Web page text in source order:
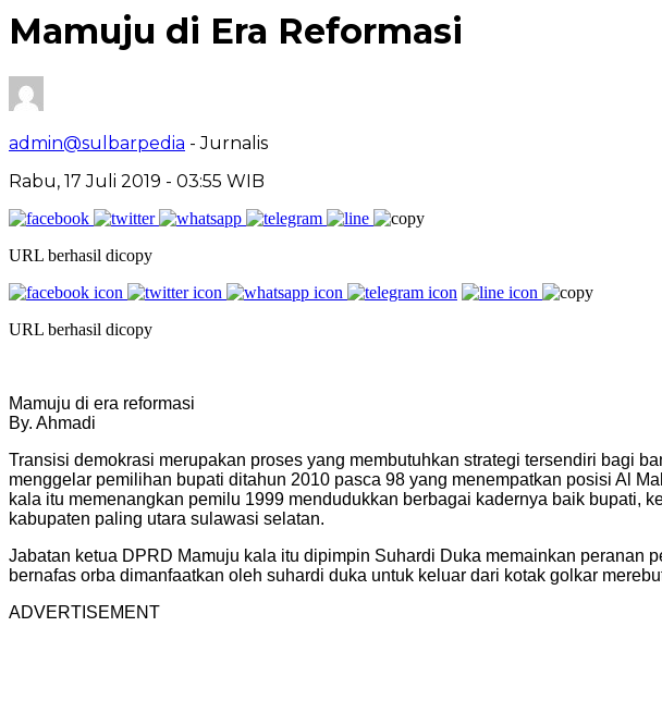
Mamuju di Era Reformasi
admin@sulbarpedia - Jurnalis
Rabu, 17 Juli 2019 - 03:55 WIB
URL berhasil dicopy
URL berhasil dicopy
Mamuju di era reformasi
By. Ahmadi
Transisi demokrasi merupakan proses yang membutuhkan strategi tersendiri bagi
menggelar pemilihan bupati ditahun 2010 pasca 98 yang menempatkan posisi Al
kala itu memenangkan pemilu 1999 mendudukkan berbagai kadernya baik bupati,
kabupaten paling utara sulawasi selatan.
Jabatan ketua DPRD Mamuju kala itu dipimpin Suhardi Duka memainkan peranan
bernafas orba dimanfaatkan oleh suhardi duka untuk keluar dari kotak golkar
ADVERTISEMENT